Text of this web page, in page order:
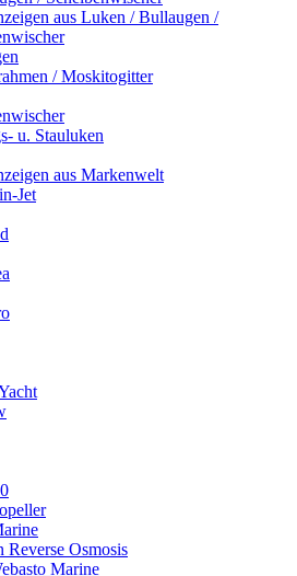
aus Luken / Bullaugen /
/ Moskitogitter
u. Stauluken
aus Markenwelt
Jet
Reverse Osmosis
Marine